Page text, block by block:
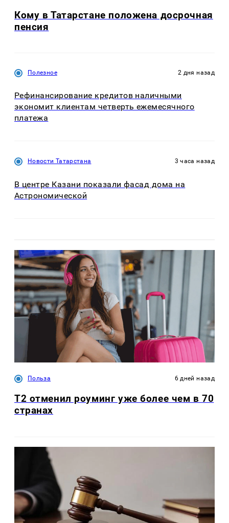
Кому в Татарстане положена досрочная
пенсия
Полезное 2 дня назад
Рефинансирование кредитов наличными
экономит клиентам четверть ежемесячного
платежа
Новости Татарстана 3 часа назад
В центре Казани показали фасад дома на
Астрономической
Польза 6 дней назад
Т2 отменил роуминг уже более чем в 70
странах